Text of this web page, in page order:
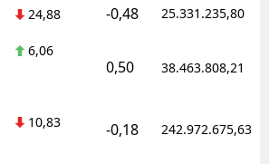
24,88 -0,48 25.331.235,80
6,06
0,50 38.463.808,21
10,83 -0,18 242.972.675,63